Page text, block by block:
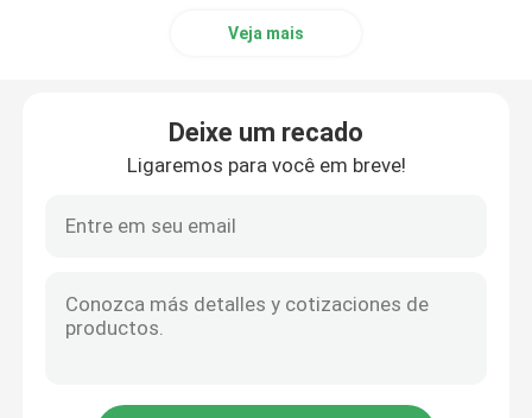
Veja mais
Deixe um recado
Ligaremos para você em breve!